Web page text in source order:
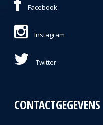
Facebook
Instagram
Twitter
CONTACTGEGEVENS